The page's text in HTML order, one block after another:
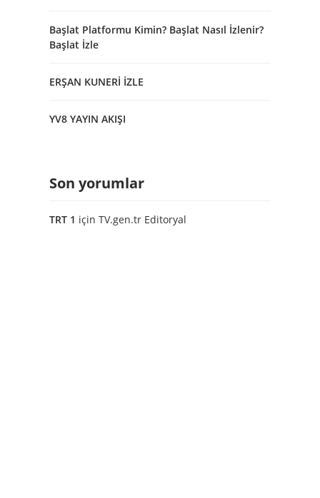
Başlat Platformu Kimin? Başlat Nasıl İzlenir?
Başlat İzle
ERŞAN KUNERİ İZLE
YV8 YAYIN AKIŞI
Son yorumlar
TRT 1 için TV.gen.tr Editoryal